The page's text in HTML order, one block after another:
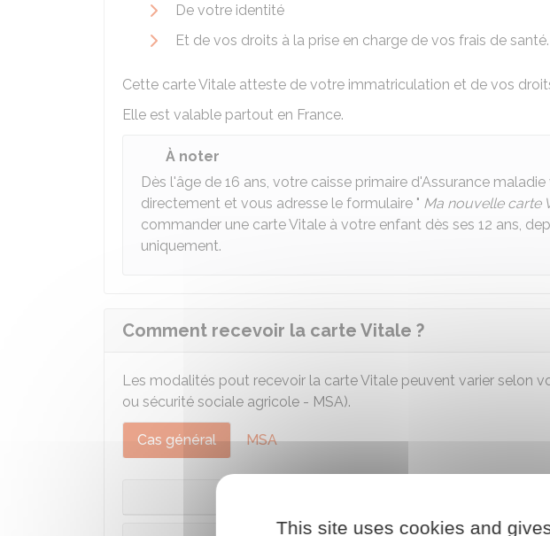
De votre identité
Et de vos droits à la prise en charge de vos frais de santé.
Cette carte Vitale atteste de votre immatriculation et de vos
Elle est valable partout en France.
À noter
Dès l'âge de 16 ans, votre caisse primaire d'Assurance
directement et vous adresse le formulaire " Ma nouvelle carte
commander une carte Vitale à votre enfant dès ses 12 ans,
uniquement.
Comment recevoir la carte Vitale ?
Les modalités pout recevoir la carte Vitale peuvent varier selon
ou sécurité sociale agricole - MSA).
Cas général MSA
This site uses cookies and